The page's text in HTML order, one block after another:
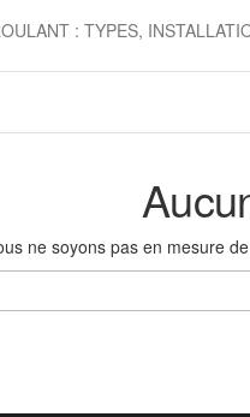
: TYPES,
ne soyons pas en mesure